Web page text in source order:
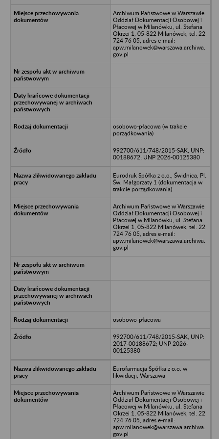
Archiwum Państwowe w Warszawie
Oddział Dokumentacji Osobowej i
Płacowej w Milanówku, ul. Stefana
Okrzei 1, 05-822 Milanówek, tel. 22
724 76 05, adres e-mail:
apw.milanowek@warszawa.archiwa.
gov.pl
osobowo-płacowa (w trakcie
porządkowania)
992700/611/748/2015-SAK, UNP:
00188672; UNP 2026-00125380
Eurodruk Spółka z o.o., Świdnica, Pl.
Św. Małgorzaty 1 (dokumentacja w
trakcie porządkowania)
Archiwum Państwowe w Warszawie
Oddział Dokumentacji Osobowej i
Płacowej w Milanówku, ul. Stefana
Okrzei 1, 05-822 Milanówek, tel. 22
724 76 05, adres e-mail:
apw.milanowek@warszawa.archiwa.
gov.pl
osobowo-płacowa
992700/611/748/2015-SAK, UNP:
2017-00188672; UNP 2026-
00125380
Eurofarmacja Spółka z o.o. w
likwidacji, Warszawa
Archiwum Państwowe w Warszawie
Oddział Dokumentacji Osobowej i
Płacowej w Milanówku, ul. Stefana
Okrzei 1, 05-822 Milanówek, tel. 22
724 76 05, adres e-mail:
apw.milanowek@warszawa.archiwa.
gov.pl